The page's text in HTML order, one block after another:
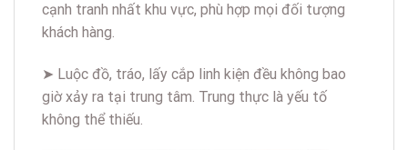
cạnh tranh nhất khu vực, phù hợp mọi đối tượng
khách hàng.
➤ Luộc đồ, tráo, lấy cắp linh kiện đều không bao
giờ xảy ra tại trung tâm. Trung thực là yếu tố
không thể thiếu.